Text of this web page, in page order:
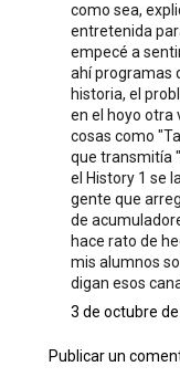
como sea,
entretenida
empecé a
ahí programas
historia, el
en el hoyo otra
cosas como
que transmitía
el History 1 se
gente que
de
hace rato de
mis alumnos
digan esos
3 de octubre de
Publicar un